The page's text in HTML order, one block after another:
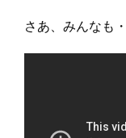
さあ、みんなも